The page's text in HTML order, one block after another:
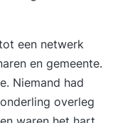
een netwerk
en gemeente.
Niemand had
overleg